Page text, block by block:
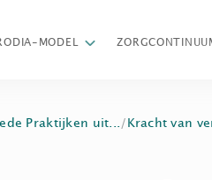
MODEL
Praktijken uit... / Kracht van